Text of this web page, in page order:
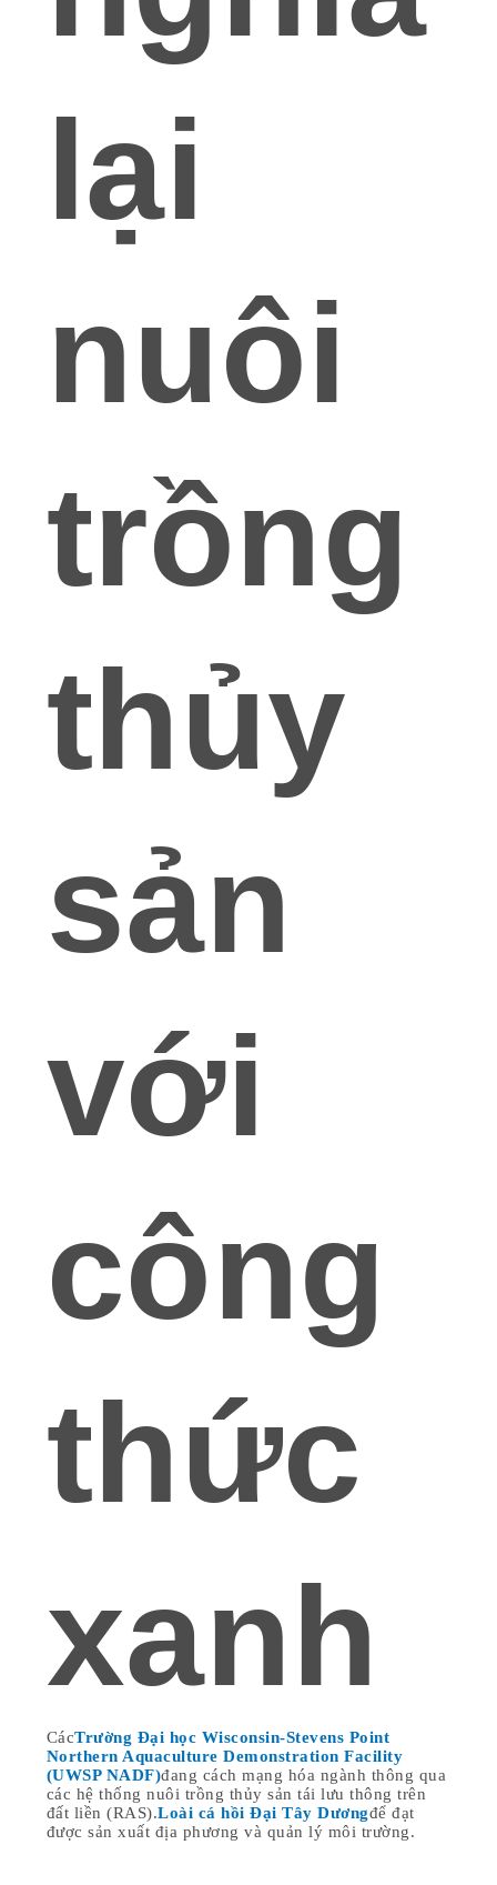
lại
nuôi
trồng
thủy
sản
với
công
thức
xanh
CácTrường Đại học Wisconsin-Stevens Point
Northern Aquaculture Demonstration Facility
(UWSP NADF)đang cách mạng hóa ngành thông qua
các hệ thống nuôi trồng thủy sản tái lưu thông trên
đất liền (RAS).Loài cá hồi Đại Tây Dươngđể đạt
được sản xuất địa phương và quản lý môi trường.